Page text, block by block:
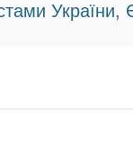
України,